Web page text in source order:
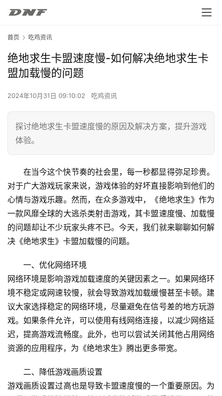
首页 吃鸡资讯
绝地求生卡盟速度慢-如何解决绝地求生卡
盟加载慢的问题
2024年10月31日 09:10:02 吃鸡资讯
探讨绝地求生卡盟速度慢的原因及解决方案，提升游戏
体验。
在当今这个快节奏的社会里，每一秒都显得弥足珍贵。
对于广大游戏玩家来说，游戏体验的好坏直接影响到他们的
心情与游戏乐趣。然而，在众多游戏中，《绝地求生》作为
一款风靡全球的大逃杀类射击游戏，其卡盟速度慢、加载慢
的问题却让不少玩家头疼不已。今天，我们就来聊聊如何解
决《绝地求生》卡盟加载慢的问题。
一、优化网络环境
网络环境是影响游戏加载速度的关键因素之一。如果网络环
境不稳定或网速较慢，就会导致游戏加载缓慢甚至卡顿。建
议大家选择稳定的网络环境，尽量避免在信号差的地方玩游
戏。如果条件允许，可以使用有线网络连接，以减少网络延
迟，提高游戏流畅度。此外，也可以尝试关闭其他占用网络
资源的应用程序，为《绝地求生》腾出更多带宽。
二、降低游戏画质设置
游戏画质设置过高也是导致卡盟速度慢的一个重要原因。为